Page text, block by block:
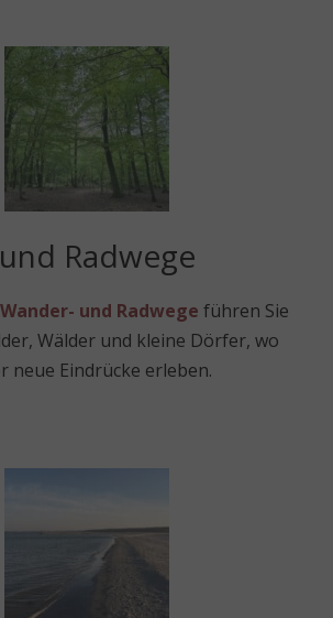
Radwege
Wander- und Radwege führen Sie
Wälder und kleine Dörfer, wo
neue Eindrücke erleben.